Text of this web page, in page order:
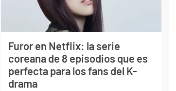
Furor en Netflix: la serie
coreana de 8 episodios que es
perfecta para los fans del K-
drama